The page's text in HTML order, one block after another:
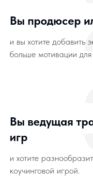
Вы продюсер
и вы хотите добавить
больше мотивации для
Вы ведущая
игр
и хотите
коучинговой игрой.